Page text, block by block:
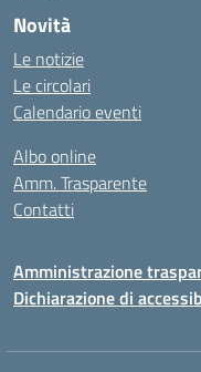
Novità
Le notizie
Le circolari
Calendario eventi
Albo online
Amm. Trasparente
Contatti
Amministrazione
Dichiarazione di